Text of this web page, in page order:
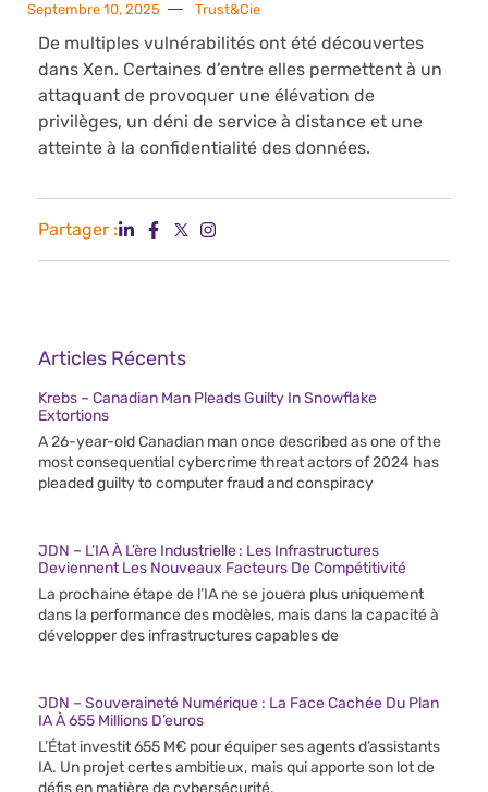
Septembre 10, 2025 Trust&Cie
De multiples vulnérabilités ont été découvertes
dans Xen. Certaines d’entre elles permettent à un
attaquant de provoquer une élévation de
privilèges, un déni de service à distance et une
atteinte à la confidentialité des données.
Partager :
Articles Récents
Krebs – Canadian Man Pleads Guilty In Snowflake
Extortions
A 26-year-old Canadian man once described as one of the
most consequential cybercrime threat actors of 2024 has
pleaded guilty to computer fraud and conspiracy
JDN – L’IA À L’ère Industrielle : Les Infrastructures
Deviennent Les Nouveaux Facteurs De Compétitivité
La prochaine étape de l’IA ne se jouera plus uniquement
dans la performance des modèles, mais dans la capacité à
développer des infrastructures capables de
JDN – Souveraineté Numérique : La Face Cachée Du Plan
IA À 655 Millions D’euros
L’État investit 655 M€ pour équiper ses agents d’assistants
IA. Un projet certes ambitieux, mais qui apporte son lot de